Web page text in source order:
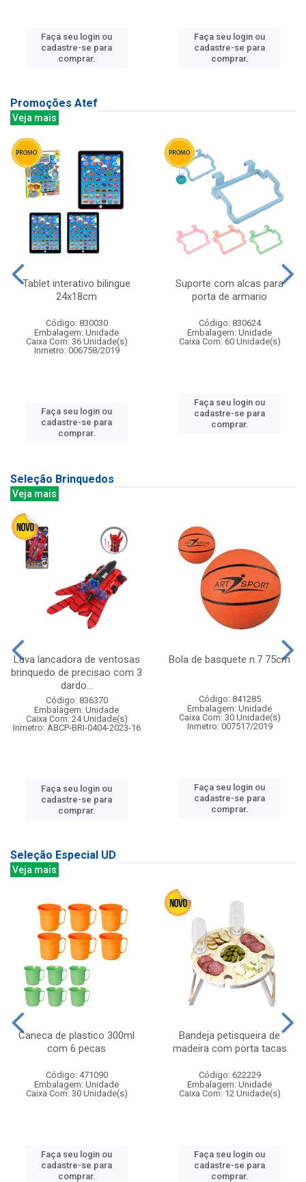
Faça seu login ou
cadastre-se para
comprar.
Faça seu login ou
cadastre-se para
comprar.
Promoções Atef
Veja mais
Tablet interativo bilingue
24x18cm
Código: 830030
Embalagem: Unidade
Caixa Com: 36 Unidade(s)
Inmetro: 006758/2019
Faça seu login ou
cadastre-se para
comprar.
Suporte com alcas para
porta de armario
Código: 830624
Embalagem: Unidade
Caixa Com: 60 Unidade(s)
Faça seu login ou
cadastre-se para
comprar.
Seleção Brinquedos
Veja mais
Luva lancadora de ventosas
brinquedo de precisao com 3
dardo...
Código: 836370
Embalagem: Unidade
Caixa Com: 24 Unidade(s)
Inmetro: ABCP-BRI-0404-2023-16
Faça seu login ou
cadastre-se para
comprar.
Bola de basquete n.7 75cm
Código: 841285
Embalagem: Unidade
Caixa Com: 30 Unidade(s)
Inmetro: 007517/2019
Faça seu login ou
cadastre-se para
comprar.
Seleção Especial UD
Veja mais
Caneca de plastico 300ml
com 6 pecas
Código: 471090
Embalagem: Unidade
Caixa Com: 30 Unidade(s)
Faça seu login ou
cadastre-se para
comprar.
Bandeja petisqueira de
madeira com porta tacas
Código: 622229
Embalagem: Unidade
Caixa Com: 12 Unidade(s)
Faça seu login ou
cadastre-se para
comprar.